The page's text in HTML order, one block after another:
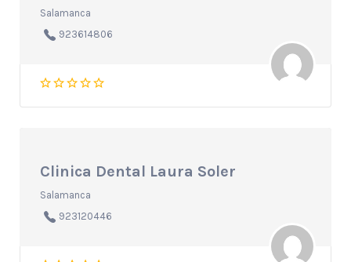
Salamanca
923614806
Clinica Dental Laura Soler
Salamanca
923120446